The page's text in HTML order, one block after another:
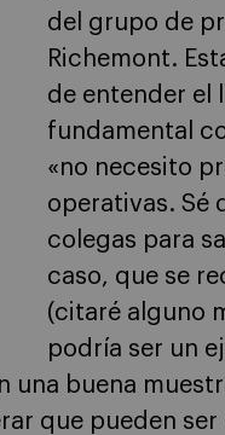
del grupo de
Richemont.
de entender el
fundamental
«no necesito
operativas. Sé
colegas para
caso, que se
(citaré alguno
podría ser un
una buena
que pueden